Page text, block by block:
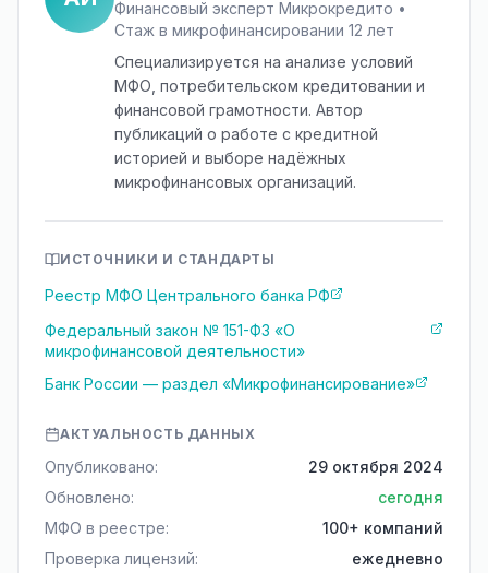
Финансовый эксперт Микрокредито •
Стаж в микрофинансировании 12 лет
Специализируется на анализе условий
МФО, потребительском кредитовании и
финансовой грамотности. Автор
публикаций о работе с кредитной
историей и выборе надёжных
микрофинансовых организаций.
ИСТОЧНИКИ И СТАНДАРТЫ
Реестр МФО Центрального банка РФ
Федеральный закон № 151-ФЗ «О
микрофинансовой деятельности»
Банк России — раздел «Микрофинансирование»
АКТУАЛЬНОСТЬ ДАННЫХ
Опубликовано:
29 октября 2024
Обновлено:
сегодня
МФО в реестре:
100+ компаний
Проверка лицензий:
ежедневно